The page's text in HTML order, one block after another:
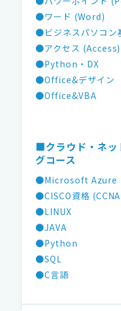
●ワード (Word)
●ビジネスパソコン
●アクセス (Access)
●Python・DX
●Office&デザイン
●Office&VBA
■クラウド・ネッ
グコース
●Microsoft Azure
●CISCO資格
●LINUX
●JAVA
●Python
●SQL
●C言語